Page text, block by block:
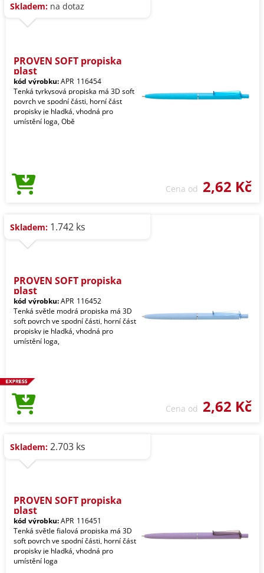
Skladem: na dotaz
PROVEN SOFT propiska
plast
kód výrobku:APR_116454
Tenká tyrkysová propiska má 3D soft
povrch ve spodní části, horní část
propisky je hladká, vhodná pro
umístění loga, Obě
Cena od 2,62 Kč
Skladem: 1.742 ks
PROVEN SOFT propiska
plast
kód výrobku:APR_116452
Tenká světle modrá propiska má 3D
soft povrch ve spodní části, horní část
propisky je hladká, vhodná pro
umístění loga,
Cena od 2,62 Kč
Skladem: 2.703 ks
PROVEN SOFT propiska
plast
kód výrobku:APR_116451
Tenká světle fialová propiska má 3D
soft povrch ve spodní části, horní část
propisky je hladká, vhodná pro
umístění loga